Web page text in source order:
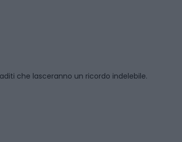
che lasceranno un ricordo indelebile.